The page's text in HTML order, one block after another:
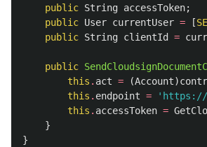
public String accessToken;
public User currentUser = [
public String clientId =
public
this . act = (Account)
this . endpoint = ' https://
this . accessToken =
}
}